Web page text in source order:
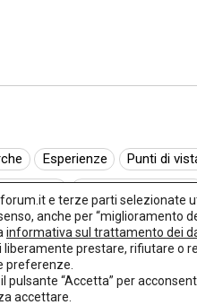
Esperienze
Punti di
europea
Rassegna normativa
Welforum
Eventi
e terze parti selezionate
anche per “miglioramento
informativa sul trattamento dei
liberamente prestare, rifiutare o
preferenze.
pulsante “Accetta” per
accettare.